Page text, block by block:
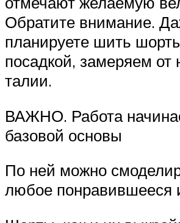
Обратите внимание.
планируете шить
посадкой, замеряем от
талии.
ВАЖНО. Работа
базовой основы
По ней можно
любое понравившееся